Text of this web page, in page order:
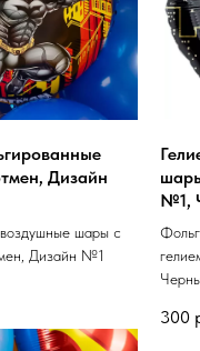
Дизайн
шары с
Дизайн №1
№1,
300